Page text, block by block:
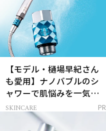
【モデル・樋場早紀さん
も愛用】ナノバブルのシ
ャワーで肌悩みを一気に
解決
SKINCARE PR